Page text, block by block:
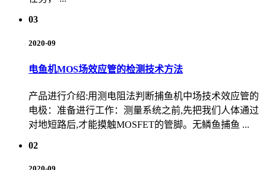
03
2020-09
电鱼机MOS场效应管的检测技术方法
产品进行介绍:用测电阻法判断捕鱼机中场技术效应管的
电极：准备进行工作：测量系统之前,先把我们人体通过
对地短路后,才能摸触MOSFET的管脚。无鳞鱼捕鱼 ...
02